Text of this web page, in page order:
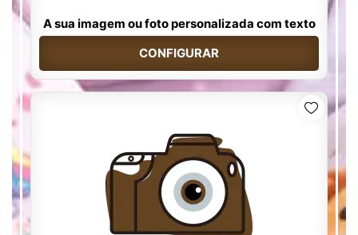
A sua imagem ou foto personalizada com texto
CONFIGURAR